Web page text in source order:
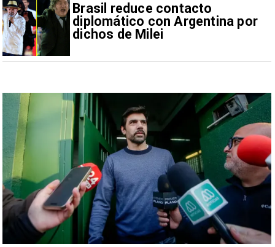
Brasil reduce contacto
diplomático con Argentina por
dichos de Milei